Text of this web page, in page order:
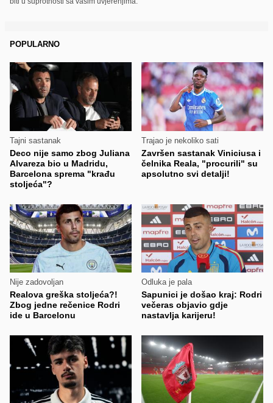
POPULARNO
Tajni sastanak
Deco nije samo zbog Juliana
Alvareza bio u Madridu,
Barcelona sprema "krađu
stoljeća"?
Trajao je nekoliko sati
Završen sastanak Viniciusa i
čelnika Reala, "procurili" su
apsolutno svi detalji!
Nije zadovoljan
Realova greška stoljeća?!
Zbog jedne rečenice Rodri
ide u Barcelonu
Odluka je pala
Sapunici je došao kraj: Rodri
večeras objavio gdje
nastavlja karijeru!